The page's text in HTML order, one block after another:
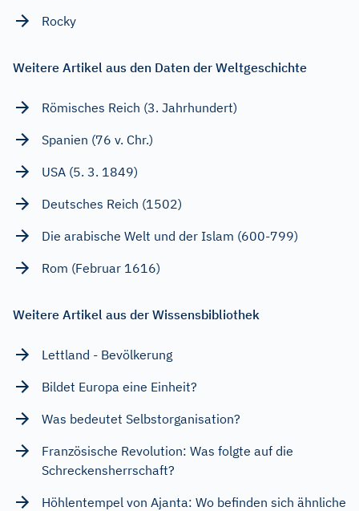
Rocky
Weitere Artikel aus den Daten der Weltgeschichte
Römisches Reich (3. Jahrhundert)
Spanien (76 v. Chr.)
USA (5. 3. 1849)
Deutsches Reich (1502)
Die arabische Welt und der Islam (600-799)
Rom (Februar 1616)
Weitere Artikel aus der Wissensbibliothek
Lettland - Bevölkerung
Bildet Europa eine Einheit?
Was bedeutet Selbstorganisation?
Französische Revolution: Was folgte auf die
Schreckensherrschaft?
Höhlentempel von Ajanta: Wo befinden sich ähnliche